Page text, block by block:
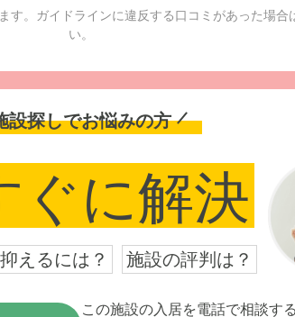
す。ガイドラインに違反する口コミがあった場合
い。
設探しでお悩みの方
ぐに解決
えるには？ 施設の評判は？
この施設の入居を電話で相談する